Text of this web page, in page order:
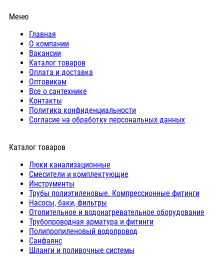
Меню
Главная
О компании
Вакансии
Каталог товаров
Оплата и доставка
Оптовикам
Все о сантехнике
Контакты
Политика конфиденциальности
Согласие на обработку персональных данных
Каталог товаров
Люки канализационные
Cмесители и комплектующие
Инструменты
Трубы полиэтиленовые. Компрессионные фитинги
Насосы, баки, фильтры
Отопительное и водонагревательное оборудование
Трубопроводная арматура и фитинги
Полипропиленовый водопровод
Санфаянс
Шланги и поливочные системы